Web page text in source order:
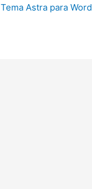
Tema Astra para